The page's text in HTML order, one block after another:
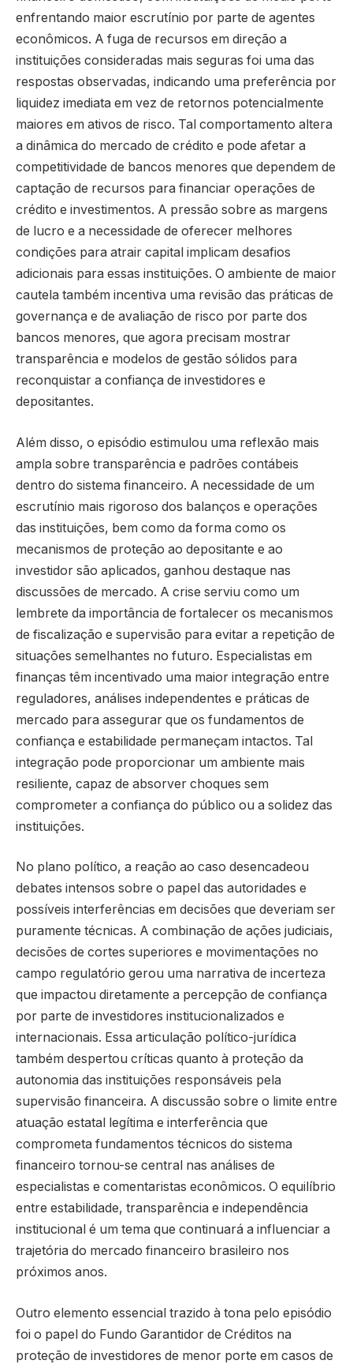
enfrentando maior escrutínio por parte de agentes
econômicos. A fuga de recursos em direção a
instituições consideradas mais seguras foi uma das
respostas observadas, indicando uma preferência por
liquidez imediata em vez de retornos potencialmente
maiores em ativos de risco. Tal comportamento altera
a dinâmica do mercado de crédito e pode afetar a
competitividade de bancos menores que dependem de
captação de recursos para financiar operações de
crédito e investimentos. A pressão sobre as margens
de lucro e a necessidade de oferecer melhores
condições para atrair capital implicam desafios
adicionais para essas instituições. O ambiente de maior
cautela também incentiva uma revisão das práticas de
governança e de avaliação de risco por parte dos
bancos menores, que agora precisam mostrar
transparência e modelos de gestão sólidos para
reconquistar a confiança de investidores e
depositantes.
Além disso, o episódio estimulou uma reflexão mais
ampla sobre transparência e padrões contábeis
dentro do sistema financeiro. A necessidade de um
escrutínio mais rigoroso dos balanços e operações
das instituições, bem como da forma como os
mecanismos de proteção ao depositante e ao
investidor são aplicados, ganhou destaque nas
discussões de mercado. A crise serviu como um
lembrete da importância de fortalecer os mecanismos
de fiscalização e supervisão para evitar a repetição de
situações semelhantes no futuro. Especialistas em
finanças têm incentivado uma maior integração entre
reguladores, análises independentes e práticas de
mercado para assegurar que os fundamentos de
confiança e estabilidade permaneçam intactos. Tal
integração pode proporcionar um ambiente mais
resiliente, capaz de absorver choques sem
comprometer a confiança do público ou a solidez das
instituições.
No plano político, a reação ao caso desencadeou
debates intensos sobre o papel das autoridades e
possíveis interferências em decisões que deveriam ser
puramente técnicas. A combinação de ações judiciais,
decisões de cortes superiores e movimentações no
campo regulatório gerou uma narrativa de incerteza
que impactou diretamente a percepção de confiança
por parte de investidores institucionalizados e
internacionais. Essa articulação político-jurídica
também despertou críticas quanto à proteção da
autonomia das instituições responsáveis pela
supervisão financeira. A discussão sobre o limite entre
atuação estatal legítima e interferência que
comprometa fundamentos técnicos do sistema
financeiro tornou-se central nas análises de
especialistas e comentaristas econômicos. O equilíbrio
entre estabilidade, transparência e independência
institucional é um tema que continuará a influenciar a
trajetória do mercado financeiro brasileiro nos
próximos anos.
Outro elemento essencial trazido à tona pelo episódio
foi o papel do Fundo Garantidor de Créditos na
proteção de investidores de menor porte em casos de